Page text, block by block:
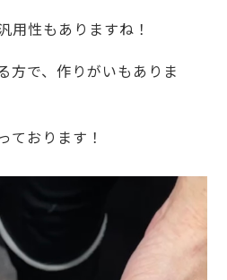
用性もありますね！
方で、作りがいもありま
ております！